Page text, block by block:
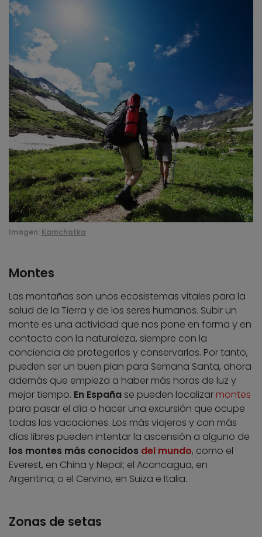
Imagen: Kamchatka
Montes
Las montañas son unos ecosistemas vitales para la
salud de la Tierra y de los seres humanos. Subir un
monte es una actividad que nos pone en forma y en
contacto con la naturaleza, siempre con la
conciencia de protegerlos y conservarlos. Por tanto,
pueden ser un buen plan para Semana Santa, ahora
además que empieza a haber más horas de luz y
mejor tiempo. En España se pueden localizar montes
para pasar el día o hacer una excursión que ocupe
todas las vacaciones. Los más viajeros y con más
días libres pueden intentar la ascensión a alguno de
los montes más conocidos del mundo, como el
Everest, en China y Nepal; el Aconcagua, en
Argentina; o el Cervino, en Suiza e Italia.
Zonas de setas